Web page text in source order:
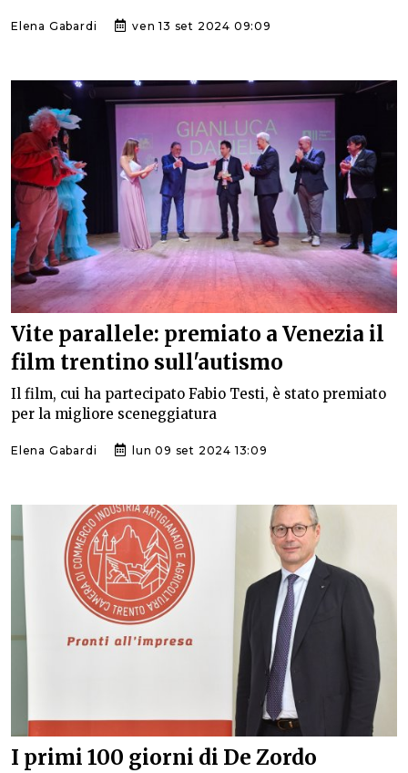
Elena Gabardi ven 13 set 2024 09:09
Vite parallele: premiato a Venezia il
film trentino sull'autismo
Il film, cui ha partecipato Fabio Testi, è stato premiato
per la migliore sceneggiatura
Elena Gabardi lun 09 set 2024 13:09
I primi 100 giorni di De Zordo